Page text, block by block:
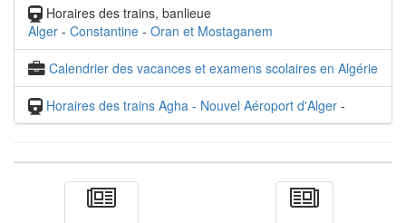
Horaires des trains, banlieue
Alger - Constantine - Oran et Mostaganem
Calendrier des vacances et examens scolaires en Algérie
Horaires des trains Agha - Nouvel Aéroport d'Alger -